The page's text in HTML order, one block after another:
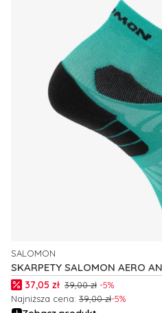
SKARPETY SALOMON AERO
PRODUCENT
SALOMON
Cena promocyjna
37,05 zł 39,00 zł -5%
Najniższa cena: 39,00 zł-5%